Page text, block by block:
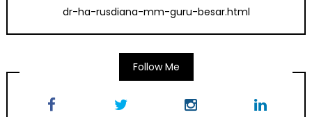
dr-ha-rusdiana-mm-guru-besar.html
Follow Me